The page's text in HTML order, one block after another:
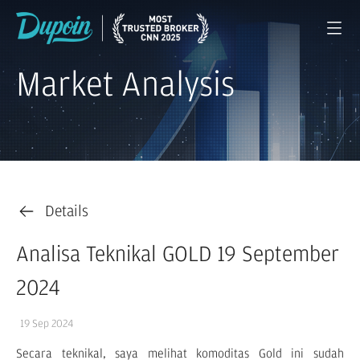
Market Analysis
Details
Analisa Teknikal GOLD 19 September
2024
19 Sep 2024
Secara teknikal, saya melihat komoditas Gold ini sudah